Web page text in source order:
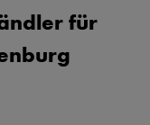
für